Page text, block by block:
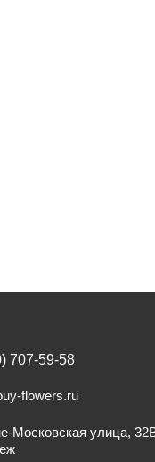
707-59-58
flowers.ru
Московская улица,